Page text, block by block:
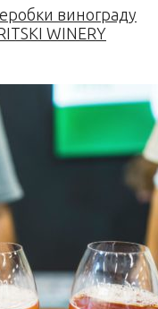
винограду
WINERY